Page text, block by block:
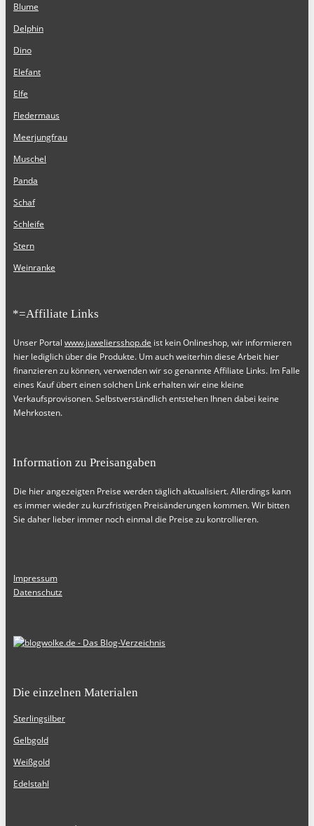
Blume
Delphin
Dino
Elefant
Elfe
Fledermaus
Meerjungfrau
Muschel
Panda
Schaf
Schleife
Stern
Weinranke
*=Affiliate Links
Unser Portal www.juweliersshop.de ist kein Onlineshop, wir informieren
hier lediglich über die Produkte. Um auch weiterhin diese Arbeit hier
finanzieren zu können, verwenden wir so genannte Affiliate Links. Im Falle
eines Kauf übert einen solchen Link erhalten wir eine kleine
Verkaufsprovisonen. Selbstverständlich entstehen Ihnen dabei keine
Mehrkosten.
Information zu Preisangaben
Die hier angezeigten Preise werden täglich aktualisiert. Allerdings kann
es immer wieder zu kurzfristigen Preisänderungen kommen. Wir bitten
Sie daher lieber immer noch einmal die Preise zu kontrollieren.
Impressum
Datenschutz
Die einzelnen Materialen
Sterlingsilber
Gelbgold
Weißgold
Edelstahl